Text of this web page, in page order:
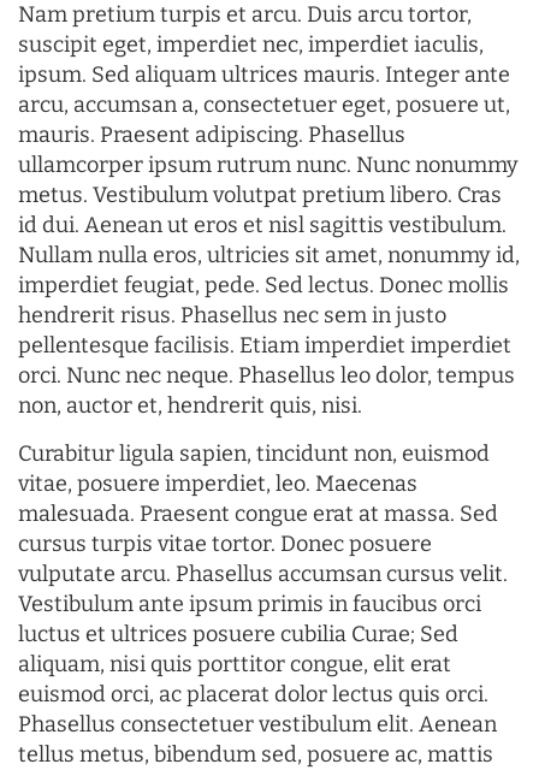
Nam pretium turpis et arcu. Duis arcu tortor,
suscipit eget, imperdiet nec, imperdiet iaculis,
ipsum. Sed aliquam ultrices mauris. Integer ante
arcu, accumsan a, consectetuer eget, posuere ut,
mauris. Praesent adipiscing. Phasellus
ullamcorper ipsum rutrum nunc. Nunc nonummy
metus. Vestibulum volutpat pretium libero. Cras
id dui. Aenean ut eros et nisl sagittis vestibulum.
Nullam nulla eros, ultricies sit amet, nonummy id,
imperdiet feugiat, pede. Sed lectus. Donec mollis
hendrerit risus. Phasellus nec sem in justo
pellentesque facilisis. Etiam imperdiet imperdiet
orci. Nunc nec neque. Phasellus leo dolor, tempus
non, auctor et, hendrerit quis, nisi.
Curabitur ligula sapien, tincidunt non, euismod
vitae, posuere imperdiet, leo. Maecenas
malesuada. Praesent congue erat at massa. Sed
cursus turpis vitae tortor. Donec posuere
vulputate arcu. Phasellus accumsan cursus velit.
Vestibulum ante ipsum primis in faucibus orci
luctus et ultrices posuere cubilia Curae; Sed
aliquam, nisi quis porttitor congue, elit erat
euismod orci, ac placerat dolor lectus quis orci.
Phasellus consectetuer vestibulum elit. Aenean
tellus metus, bibendum sed, posuere ac, mattis